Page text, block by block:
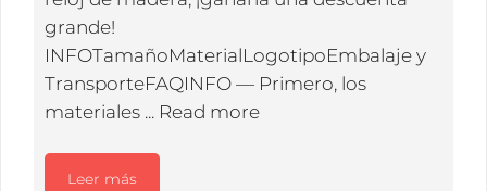
grande!
INFOTamañoMaterialLogotipoEmbalaje y
TransporteFAQINFO — Primero, los
materiales ... Read more
Leer más